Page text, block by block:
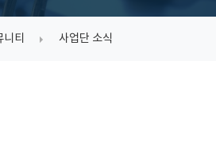
니티 사업단 소식